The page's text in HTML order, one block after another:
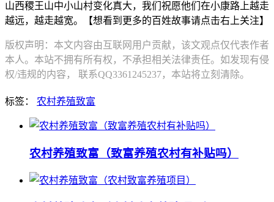
山西稷王山中小山村变化真大，我们祝愿他们在小康路上越走
越远，越走越宽。【想看到更多的百姓故事请点击右上关注】
版权声明：本文内容由互联网用户贡献，该文观点仅代表作者
本人。本站不拥有所有权，不承担相关法律责任。如发现有侵
权/违规的内容， 联系QQ3361245237，本站将立刻清除。
标签： 农村养殖致富
农村养殖致富（致富养殖农村有补贴吗）